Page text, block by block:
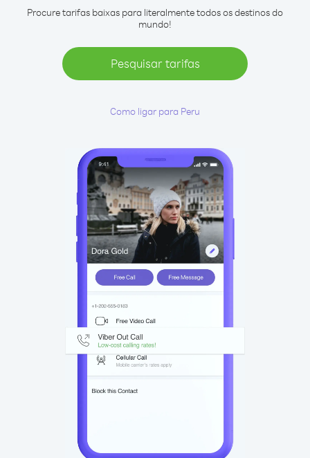
Procure tarifas baixas para literalmente todos os destinos do
mundo!
Pesquisar tarifas
Como ligar para Peru